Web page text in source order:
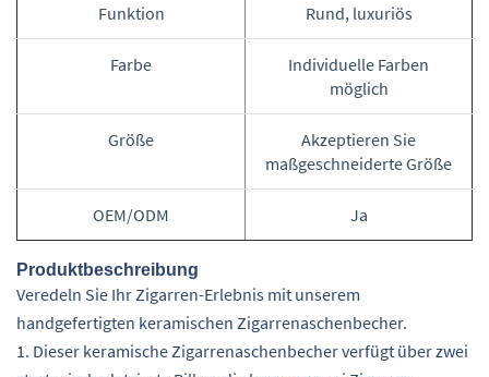
Funktion Rund, luxuriös
Farbe
Individuelle Farben
möglich
Größe
Akzeptieren Sie
maßgeschneiderte Größe
OEM/ODM Ja
Produktbeschreibung
Veredeln Sie Ihr Zigarren-Erlebnis mit unserem
handgefertigten keramischen Zigarrenaschenbecher.
1. Dieser keramische Zigarrenaschenbecher verfügt über zwei